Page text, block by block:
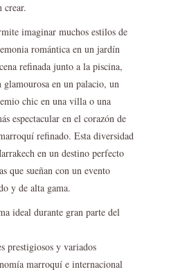
crear.
imaginar muchos estilos de
romántica en un jardín
refinada junto a la piscina,
glamourosa en un palacio, un
chic en una villa o una
espectacular en el corazón de
refinado. Esta diversidad
en un destino perfecto
que sueñan con un evento
y de alta gama.
ideal durante gran parte del
prestigiosos y variados
marroquí e internacional